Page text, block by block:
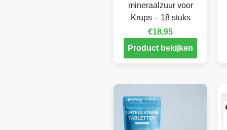
mineraalzuur voor
Krups – 18 stuks
€18,95
Product bekijken